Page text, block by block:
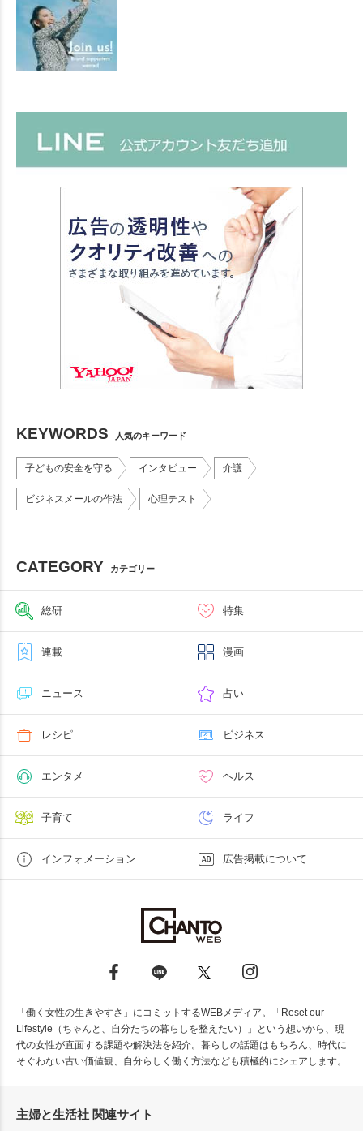
KEYWORDS 人気のキーワード
子どもの安全を守る インタビュー 介護
ビジネスメールの作法 心理テスト
CATEGORY カテゴリー
総研 特集
連載 漫画
ニュース 占い
レシピ ビジネス
エンタメ ヘルス
子育て ライフ
インフォメーション 広告掲載について
「働く女性の生きやすさ」にコミットするWEBメディア。「Reset our
Lifestyle（ちゃんと、自分たちの暮らしを整えたい）」という想いから、現
代の女性が直面する課題や解決法を紹介。暮らしの話題はもちろん、時代に
そぐわない古い価値観、自分らしく働く方法なども積極的にシェアします。
主婦と生活社 関連サイト